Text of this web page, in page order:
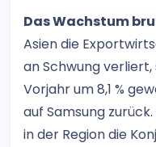
Das Wachstum
Asien die
an Schwung
Vorjahr um 8,1 %
auf Samsung
in der Region die